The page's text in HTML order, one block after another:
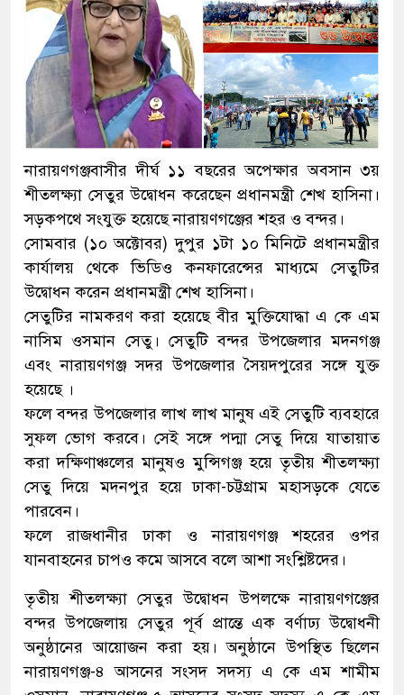
নারায়ণগঞ্জবাসীর দীর্ঘ ১১ বছরের অপেক্ষার অবসান ৩য়
শীতলক্ষ্যা সেতুর উদ্বোধন করেছেন প্রধানমন্ত্রী শেখ হাসিনা।
সড়কপথে সংযুক্ত হয়েছে নারায়ণগঞ্জের শহর ও বন্দর।
সোমবার (১০ অক্টোবর) দুপুর ১টা ১০ মিনিটে প্রধানমন্ত্রীর
কার্যালয় থেকে ভিডিও কনফারেন্সের মাধ্যমে সেতুটির
উদ্বোধন করেন প্রধানমন্ত্রী শেখ হাসিনা।
সেতুটির নামকরণ করা হয়েছে বীর মুক্তিযোদ্ধা এ কে এম
নাসিম ওসমান সেতু। সেতুটি বন্দর উপজেলার মদনগঞ্জ
এবং নারায়ণগঞ্জ সদর উপজেলার সৈয়দপুরের সঙ্গে যুক্ত
হয়েছে ।
ফলে বন্দর উপজেলার লাখ লাখ মানুষ এই সেতুটি ব্যবহারে
সুফল ভোগ করবে। সেই সঙ্গে পদ্মা সেতু দিয়ে যাতায়াত
করা দক্ষিণাঞ্চলের মানুষও মুন্সিগঞ্জ হয়ে তৃতীয় শীতলক্ষ্যা
সেতু দিয়ে মদনপুর হয়ে ঢাকা-চট্টগ্রাম মহাসড়কে যেতে
পারবেন।
ফলে রাজধানীর ঢাকা ও নারায়ণগঞ্জ শহরের ওপর
যানবাহনের চাপও কমে আসবে বলে আশা সংশ্লিষ্টদের।
তৃতীয় শীতলক্ষ্যা সেতুর উদ্বোধন উপলক্ষে নারায়ণগঞ্জের
বন্দর উপজেলায় সেতুর পূর্ব প্রান্তে এক বর্ণাঢ্য উদ্বোধনী
অনুষ্ঠানের আয়োজন করা হয়। অনুষ্ঠানে উপস্থিত ছিলেন
নারায়ণগঞ্জ-৪ আসনের সংসদ সদস্য এ কে এম শামীম